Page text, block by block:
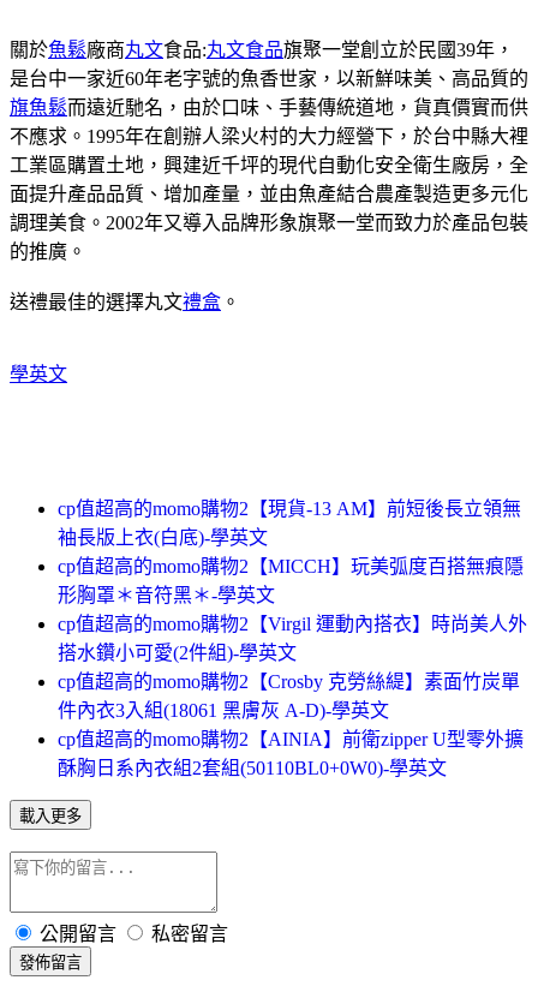
關於魚鬆廠商丸文食品:丸文食品旗聚一堂創立於民國39年，
是台中一家近60年老字號的魚香世家，以新鮮味美、高品質的
旗魚鬆而遠近馳名，由於口味、手藝傳統道地，貨真價實而供
不應求。1995年在創辦人梁火村的大力經營下，於台中縣大裡
工業區購置土地，興建近千坪的現代自動化安全衛生廠房，全
面提升產品品質、增加產量，並由魚產結合農產製造更多元化
調理美食。2002年又導入品牌形象旗聚一堂而致力於產品包裝
的推廣。
送禮最佳的選擇丸文禮盒 。
學英文
cp值超高的momo購物2【現貨-13 AM】前短後長立領無
袖長版上衣(白底)-學英文
cp值超高的momo購物2【MICCH】玩美弧度百搭無痕隱
形胸罩＊音符黑＊-學英文
cp值超高的momo購物2【Virgil 運動內搭衣】時尚美人外
搭水鑽小可愛(2件組)-學英文
cp值超高的momo購物2【Crosby 克勞絲緹】素面竹炭單
件內衣3入組(18061 黑膚灰 A-D)-學英文
cp值超高的momo購物2【AINIA】前衛zipper U型零外擴
酥胸日系內衣組2套組(50110BL0+0W0)-學英文
載入更多
公開留言 私密留言
發佈留言